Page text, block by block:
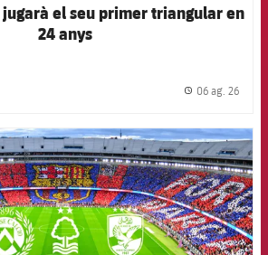
jugarà el seu primer triangular en
24 anys
06 ag. 26
FCB Barcelona badge